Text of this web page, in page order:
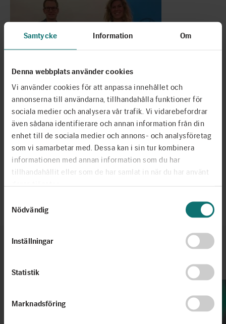
Samtycke Information Om
Denna webbplats använder cookies
Vi använder cookies för att anpassa innehållet och
annonserna till användarna, tillhandahålla funktioner för
sociala medier och analysera vår trafik. Vi vidarebefordrar
även sådana identifierare och annan information från din
enhet till de sociala medier och annons- och analysföretag
som vi samarbetar med. Dessa kan i sin tur kombinera
informationen med annan information som du har
tillhandahållit eller som de har samlat in när du har använt
Nödvändig
Inställningar
Statistik
Marknadsföring
Samuel Engblom och Erika Hanses i studion.
Dela